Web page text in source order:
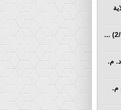
نحو إنشاءات صفرية الانبعاثات الكربونية (2/5) ...
(3) ..... د. م.
د. م. م.